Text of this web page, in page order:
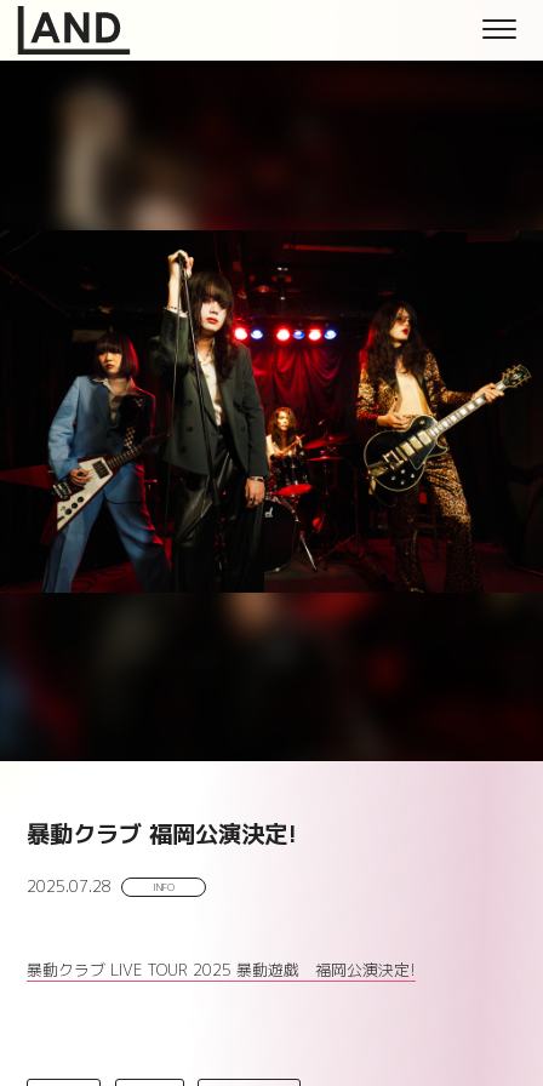
暴動クラブ 福岡公演決定!
2025.07.28 INFO
暴動クラブ LIVE TOUR 2025 暴動遊戯 福岡公演決定!